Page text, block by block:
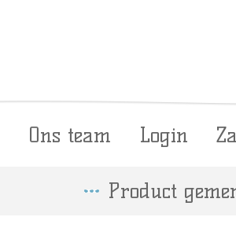
Ons team Login
Product